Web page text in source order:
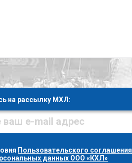
на рассылку МХЛ:
Пользовательского соглашения
данных ООО «КХЛ»